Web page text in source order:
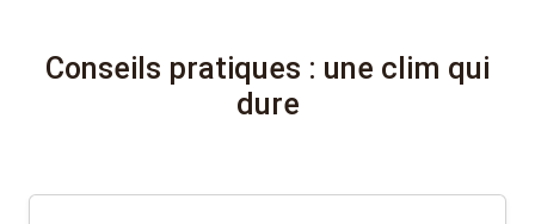
Conseils pratiques : une clim qui
dure